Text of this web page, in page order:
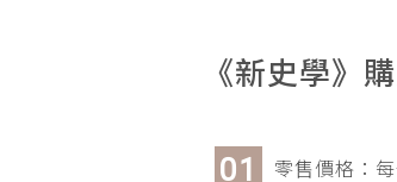
《新史學》
零售價格：